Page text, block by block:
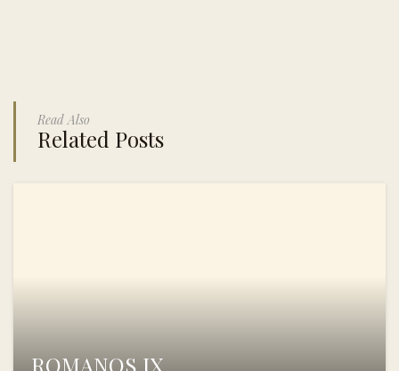
Read Also
Related Posts
ROMANOS IX